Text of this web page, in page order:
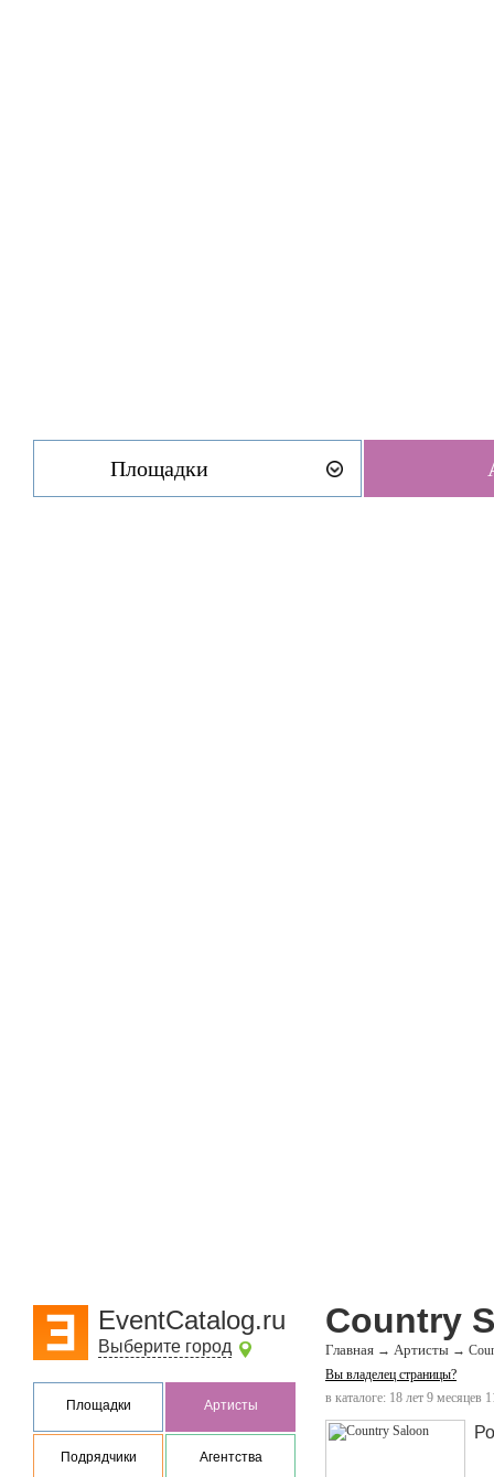
Площадки
EventCatalog.ru
Выберите город
Площадки Артисты
Подрядчики Агентства
Country
Главная → Артисты →
Вы владелец страницы?
в каталоге: 18 лет 9 месяцев